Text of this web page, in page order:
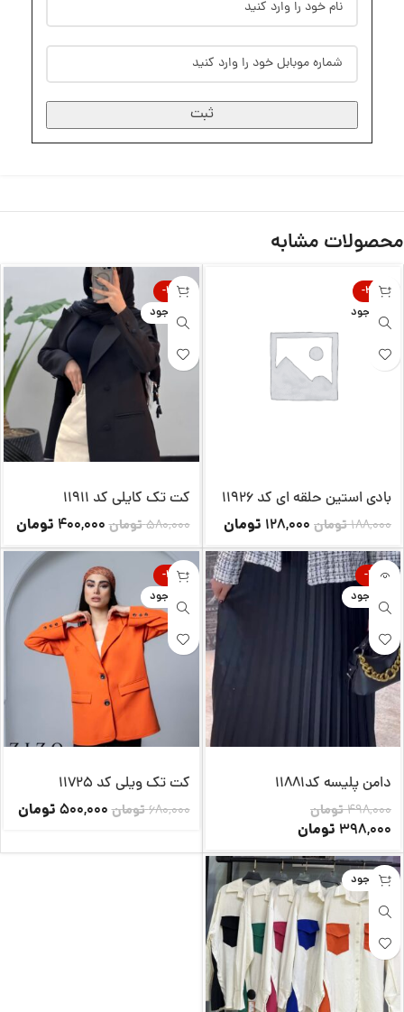
ثبت
محصولات مشابه
-32%
ناموجود
بادی استین حلقه ای کد 11926
188,000تومان 128,000 تومان
-31%
ناموجود
کت تک کایلی کد 11911
580,000تومان400,000 تومان
-20%
ناموجود
دامن پلیسه کد11881
498,000تومان
398,000 تومان
-26%
ناموجود
کت تک ویلی کد 11725
680,000تومان500,000 تومان
ناموجود